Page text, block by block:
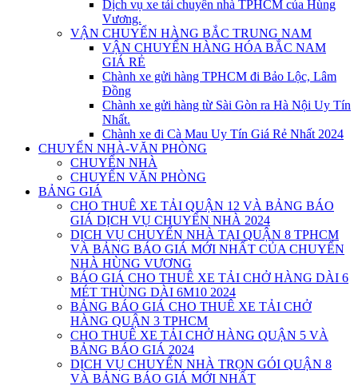
Dịch vụ xe tải chuyển nhà TPHCM của Hùng
Vương.
VẬN CHUYỂN HÀNG BẮC TRUNG NAM
VẬN CHUYỂN HÀNG HÓA BẮC NAM
GIÁ RẺ
Chành xe gửi hàng TPHCM đi Bảo Lộc, Lâm
Đồng
Chành xe gửi hàng từ Sài Gòn ra Hà Nội Uy Tín
Nhất.
Chành xe đi Cà Mau Uy Tín Giá Rẻ Nhất 2024
CHUYỂN NHÀ-VĂN PHÒNG
CHUYỂN NHÀ
CHUYỂN VĂN PHÒNG
BẢNG GIÁ
CHO THUÊ XE TẢI QUẬN 12 VÀ BẢNG BÁO
GIÁ DỊCH VỤ CHUYỂN NHÀ 2024
DỊCH VỤ CHUYỂN NHÀ TẠI QUẬN 8 TPHCM
VÀ BẢNG BÁO GIÁ MỚI NHẤT CỦA CHUYỂN
NHÀ HÙNG VƯƠNG
BÁO GIÁ CHO THUÊ XE TẢI CHỞ HÀNG DÀI 6
MÉT THÙNG DÀI 6M10 2024
BẢNG BÁO GIÁ CHO THUÊ XE TẢI CHỞ
HÀNG QUẬN 3 TPHCM
CHO THUÊ XE TẢI CHỞ HÀNG QUẬN 5 VÀ
BẢNG BÁO GIÁ 2024
DỊCH VỤ CHUYỂN NHÀ TRỌN GÓI QUẬN 8
VÀ BẢNG BÁO GIÁ MỚI NHẤT